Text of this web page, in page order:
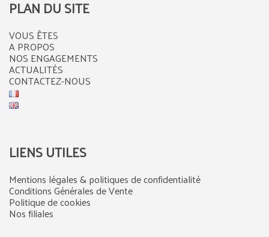
PLAN DU SITE
VOUS ÊTES
A PROPOS
NOS ENGAGEMENTS
ACTUALITÉS
CONTACTEZ-NOUS
LIENS UTILES
Mentions légales & politiques de confidentialité
Conditions Générales de Vente
Politique de cookies
Nos filiales